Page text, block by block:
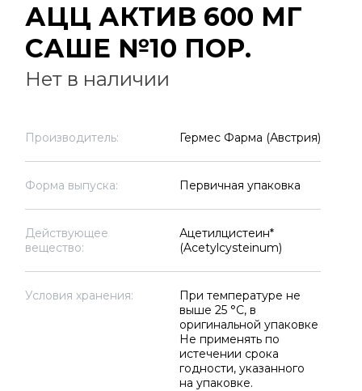
АЦЦ АКТИВ 600 МГ
САШЕ №10 ПОР.
Нет в наличии
Производитель: Гермес Фарма (Австрия)
Форма выпуска: Первичная упаковка
Действующее
вещество:
Ацетилцистеин*
(Acetylcysteinum)
Условия хранения:
При температуре не
выше 25 °C, в
оригинальной упаковке
Не применять по
истечении срока
годности, указанного
на упаковке.